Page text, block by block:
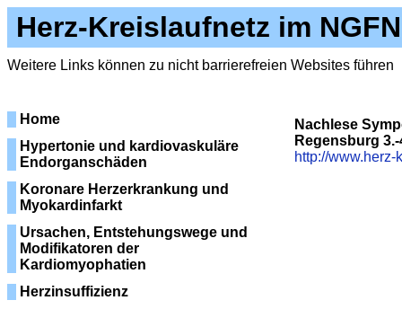
Herz-Kreislaufnetz im NGFN
Weitere Links können zu nicht barrierefreien Websites führen
Home
Hypertonie und kardiovaskuläre
Endorganschäden
Koronare Herzerkrankung und
Myokardinfarkt
Ursachen, Entstehungswege und
Modifikatoren der
Kardiomyophatien
Herzinsuffizienz
Nachlese
Regensburg
http://